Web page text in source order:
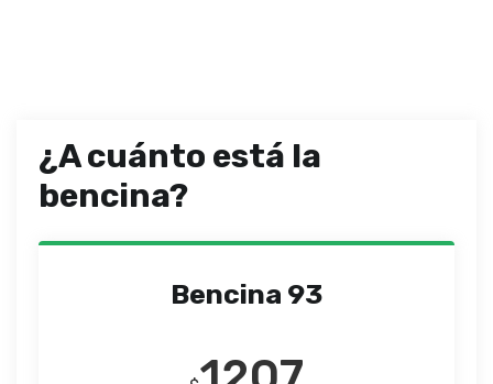
¿A cuánto está la
bencina?
Bencina 93